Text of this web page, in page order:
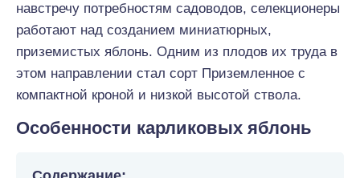
навстречу потребностям садоводов, селекционеры
работают над созданием миниатюрных,
приземистых яблонь. Одним из плодов их труда в
этом направлении стал сорт Приземленное с
компактной кроной и низкой высотой ствола.
Особенности карликовых яблонь